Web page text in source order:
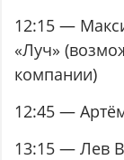
12:15 —
«Луч»
компании)
12:45 —
13:15 — Лев